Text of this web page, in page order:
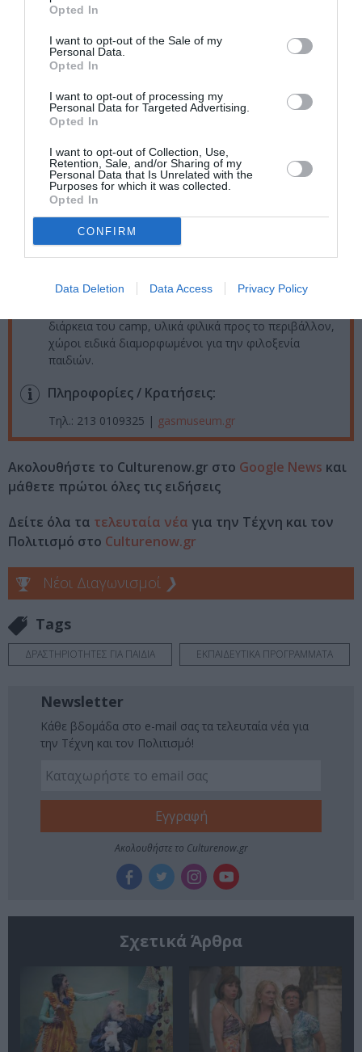
Opted In
I want to opt-out of the Sale of my
Personal Data.
Opted In
I want to opt-out of processing my
Personal Data for Targeted Advertising.
Opted In
I want to opt-out of Collection, Use,
Retention, Sale, and/or Sharing of my
Personal Data that Is Unrelated with the
Purposes for which it was collected.
Opted In
CONFIRM
Data Deletion Data Access Privacy Policy
Από:
Τοποθεσία:
Αθήνα
Eισιτήρια:
130 ευρώ ανά περίοδο
Στα κόστη συμπεριλαμβάνονται: το σύνολο των
εκπαιδευτικών δραστηριοτήτων, οι εκπαιδευτικές
σίτισης, δραστηριοτήτων), το δεκατιανό, η παρουσία
διάρκεια του camp, υλικά φιλικά προς το περιβάλλον,
χώροι ειδικά διαμορφωμένοι για την φιλοξενία
παιδιών.
Πληροφορίες / Κρατήσεις:
Τηλ.: 213 0109325 | gasmuseum.gr
Ακολουθήστε το Culturenow.gr στο Google News και
μάθετε πρώτοι όλες τις ειδήσεις
Δείτε όλα τα τελευταία νέα για την Τέχνη και τον
Πολιτισμό στο Culturenow.gr
Νέοι Διαγωνισμοί ❯
Tags
ΔΡΑΣΤΗΡΙΟΤΗΤΕΣ ΓΙΑ ΠΑΙΔΙΑ ΕΚΠΑΙΔΕΥΤΙΚΑ ΠΡΟΓΡΑΜΜΑΤΑ
Newsletter
Κάθε βδομάδα στο e-mail σας τα τελευταία νέα για
την Τέχνη και τον Πολιτισμό!
Ακολουθήστε το Culturenow.gr
Σχετικά Άρθρα